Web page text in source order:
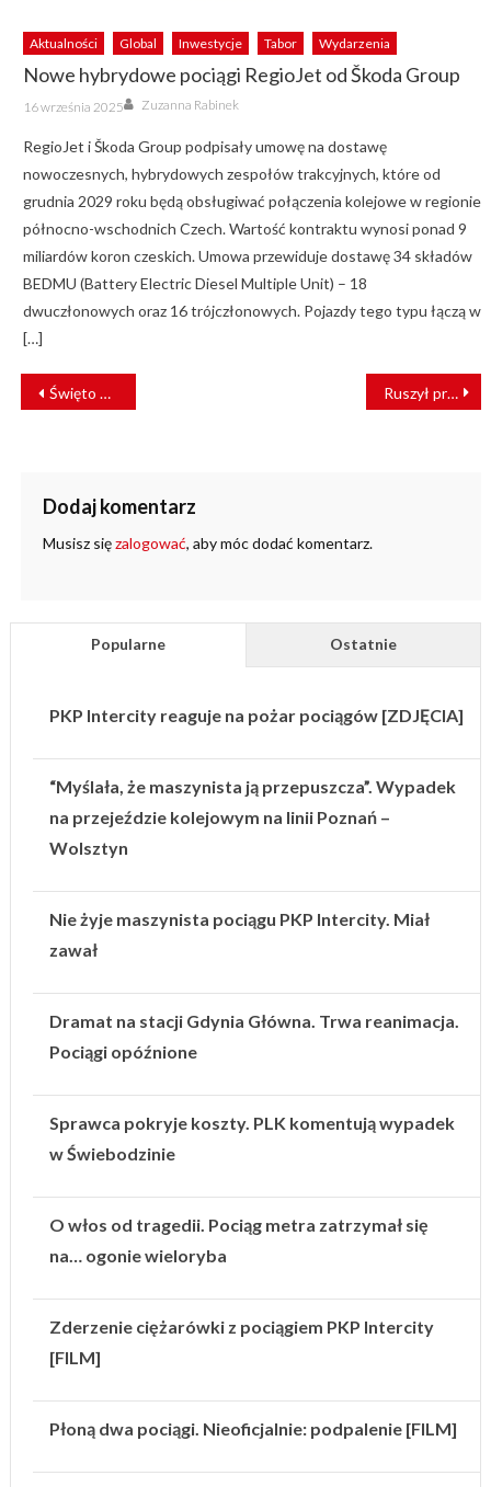
Aktualności Global Inwestycje Tabor Wydarzenia
Nowe hybrydowe pociągi RegioJet od Škoda Group
Posted
on
16 września 2025 Author
Zuzanna Rabinek
RegioJet i Škoda Group podpisały umowę na dostawę
nowoczesnych, hybrydowych zespołów trakcyjnych, które od
grudnia 2029 roku będą obsługiwać połączenia kolejowe w regionie
północno-wschodnich Czech. Wartość kontraktu wynosi ponad 9
miliardów koron czeskich. Umowa przewiduje dostawę 34 składów
BEDMU (Battery Electric Diesel Multiple Unit) – 18
dwuczłonowych oraz 16 trójczłonowych. Pojazdy tego typu łączą w
[…]
NAWIGACJA
WPISU
Święto maszynistów w Stacji Muzeum – inauguracja symulatora EN57 Ruszył przetarg na Masterplan dla terenów wokół linii PKM Południe
Dodaj komentarz
Musisz sięzalogować, aby móc dodać komentarz.
Popularne Ostatnie
PKP Intercity reaguje na pożar pociągów [ZDJĘCIA]
“Myślała, że maszynista ją przepuszcza”. Wypadek
na przejeździe kolejowym na linii Poznań –
Wolsztyn
Nie żyje maszynista pociągu PKP Intercity. Miał
zawał
Dramat na stacji Gdynia Główna. Trwa reanimacja.
Pociągi opóźnione
Sprawca pokryje koszty. PLK komentują wypadek
w Świebodzinie
O włos od tragedii. Pociąg metra zatrzymał się
na… ogonie wieloryba
Zderzenie ciężarówki z pociągiem PKP Intercity
[FILM]
Płoną dwa pociągi. Nieoficjalnie: podpalenie [FILM]